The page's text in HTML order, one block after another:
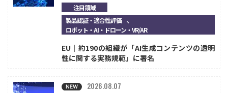
注目領域
製品認証・適合性評価 、
ロボット・AI・ドローン・VR/AR
EU｜約190の組織が「AI生成コンテンツの透明
性に関する実務規範」に署名
2026.08.07